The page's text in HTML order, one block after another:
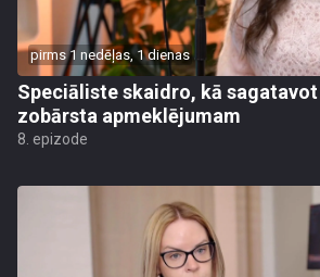
pirms 1 nedēļas, 1 dienas
Speciāliste skaidro, kā
zobārsta apmeklējumam
8. epizode